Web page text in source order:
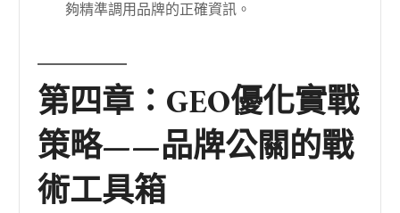
夠精準調用品牌的正確資訊。
第四章：GEO優化實戰
策略——品牌公關的戰
術工具箱